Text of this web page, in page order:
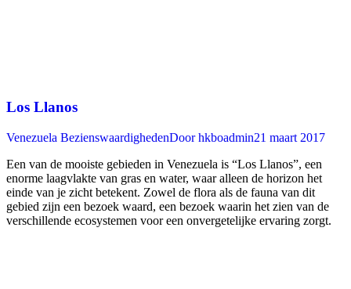
Los Llanos
Venezuela BezienswaardighedenDoorhkboadmin21 maart 2017
Een van de mooiste gebieden in Venezuela is “Los Llanos”, een
enorme laagvlakte van gras en water, waar alleen de horizon het
einde van je zicht betekent. Zowel de flora als de fauna van dit
gebied zijn een bezoek waard, een bezoek waarin het zien van de
verschillende ecosystemen voor een onvergetelijke ervaring zorgt.